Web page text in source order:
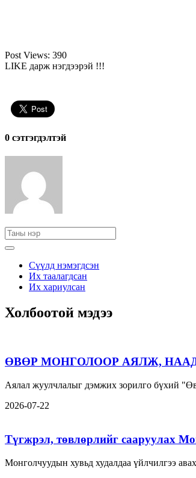
Post Views: 390
LIKE дарж нэгдээрэй !!!
0 cэтгэгдэлтэй
Сүүлд нэмэгдсэн
Их таалагдсан
Их хариулсан
Холбоотой мэдээ
ӨВӨР МОНГОЛООР АЯЛЖ,
Аялал жуулчлалыг дэмжих зорилго бүхий
2026-07-22
Түгжрэл, төвлөрлийг сааруулах
Монголчуудын хувьд худалдаа үйлчилгээ